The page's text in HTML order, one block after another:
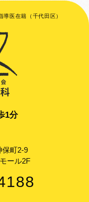
医在籍（千代田区）
1分
保町2-9
ール2F